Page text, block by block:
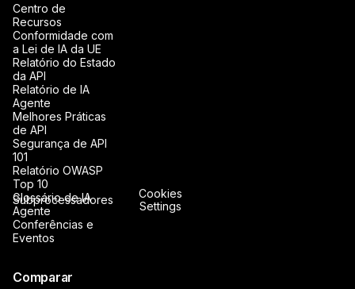
Centro de
Recursos
Conformidade com
a Lei de IA da UE
Relatório do Estado
da API
Relatório de IA
Agente
Melhores Práticas
de API
Segurança de API
101
Relatório OWASP
Top 10
Glossário de IA
Agente
Conferências e
Eventos
Comparar
Subprocessadores
Cookies
Settings